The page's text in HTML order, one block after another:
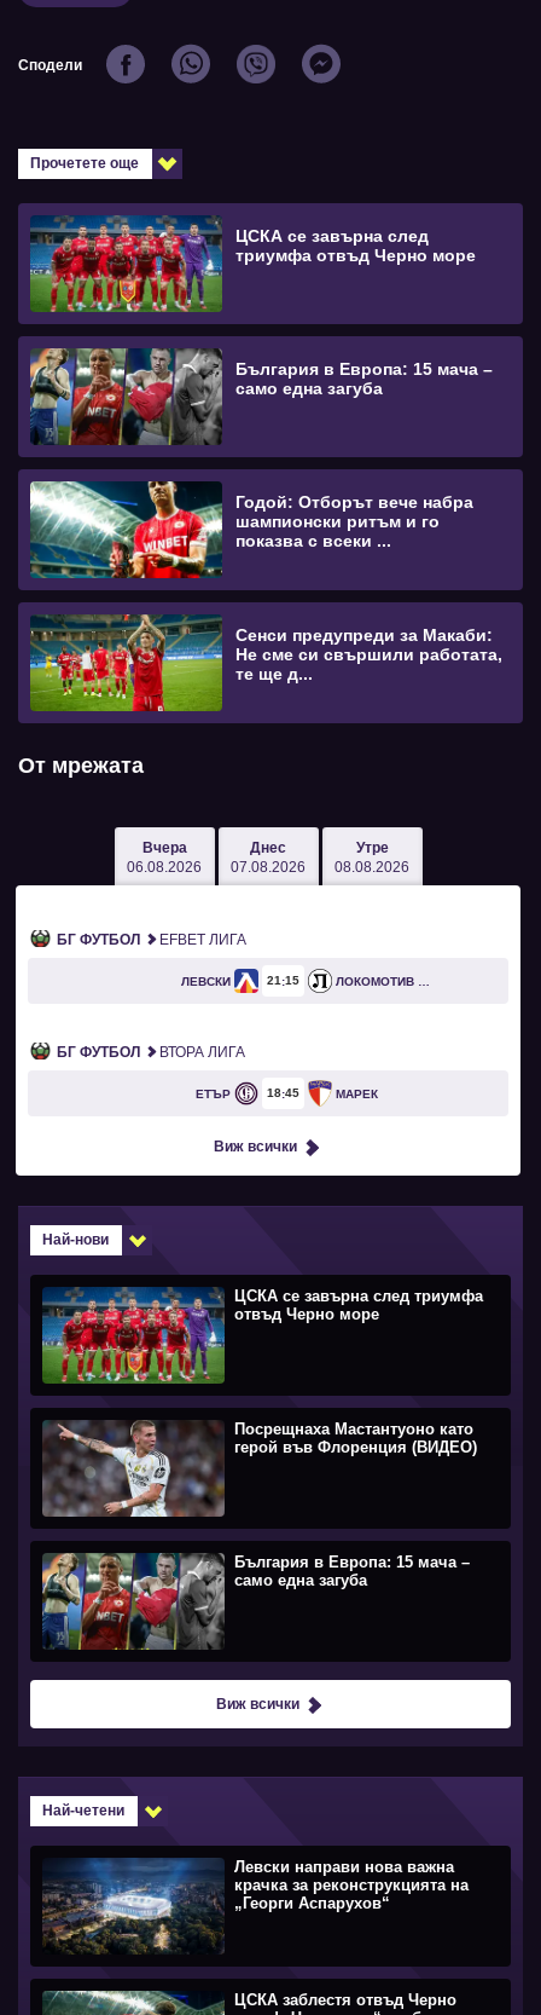
Сподели
Прочетете още
ЦСКА се завърна след
триумфа отвъд Черно море
България в Европа: 15 мача –
само една загуба
Годой: Отборът вече набра
шампионски ритъм и го
показва с всеки ...
Сенси предупреди за Макаби:
Не сме си свършили работата,
те ще д...
От мрежата
Вчера
06.08.2026
Днес
07.08.2026
Утре
08.08.2026
БГ ФУТБОЛ EFBET ЛИГА
ЛЕВСКИ 21 15 ЛОКОМОТИВ ПЛОВДИВ
БГ ФУТБОЛ ВТОРА ЛИГА
ЕТЪР 18 45 МАРЕК
Виж всички
Най-нови
ЦСКА се завърна след триумфа
отвъд Черно море
Посрещнаха Мастантуоно като
герой във Флоренция (ВИДЕО)
България в Европа: 15 мача –
само една загуба
Виж всички
Най-четени
Левски направи нова важна
крачка за реконструкцията на
„Георги Аспарухов“
ЦСКА заблестя отвъд Черно